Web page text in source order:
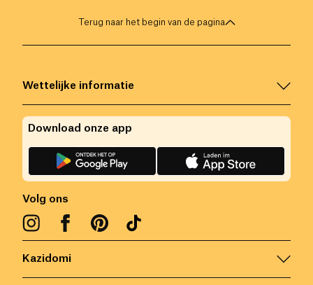
Terug naar het begin van de pagina
Kazidomi
Wettelijke informatie
Volg ons
Download onze app